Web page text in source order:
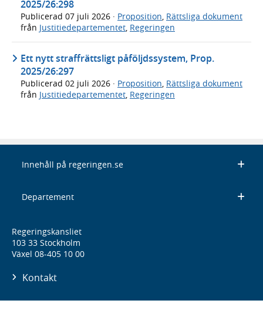
2025/26:298
Publicerad 07 juli 2026 · Proposition, Rättsliga dokument
från Justitiedepartementet, Regeringen
Ett nytt straffrättsligt påföljdssystem, Prop.
2025/26:297
Publicerad 02 juli 2026 · Proposition Rättsliga dokument
från Justitiedepartementet Regeringen
Innehåll på regeringen.se
Departement
Regeringskansliet
103 33 Stockholm
Växel 08-405 10 00
Kontakt